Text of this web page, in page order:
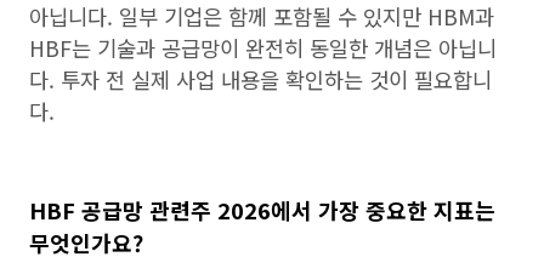
아닙니다. 일부 기업은 함께 포함될 수 있지만 HBM과
HBF는 기술과 공급망이 완전히 동일한 개념은 아닙니
다. 투자 전 실제 사업 내용을 확인하는 것이 필요합니
다.
HBF 공급망 관련주 2026에서 가장 중요한 지표는
무엇인가요?